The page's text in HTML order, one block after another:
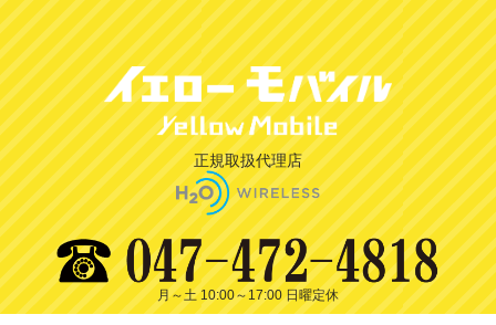
正規取扱代理店
月～土 10:00～17:00 日曜定休